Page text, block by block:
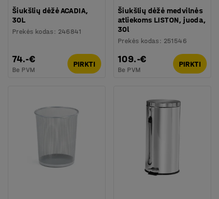
Šiukšlių dėžė ACADIA,
30L
Prekės kodas : 246841
74.-€
Be PVM
PIRKTI
Šiukšlių dėžė medvilnės
atliekoms LISTON, juoda,
30l
Prekės kodas : 251546
109.-€
Be PVM
PIRKTI